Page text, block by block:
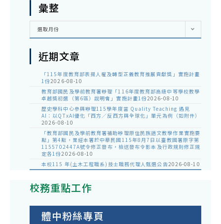
彙整
彙
選取月份
近期文章
「115年度教育部表揚人權及轉型正義教育推展貢獻獎」實施計畫
1份2026-08-10
教育部國民及學前教育署辦理「116年度教育部高級中等學校教學
卓越獎初選（第6區）說明會」實施計畫1份2026-08-10
歷史學科中心參與辦理115學年度當 Quality Teaching 遇見
AI：以QTxAI優化「西方／反西方與全球化」單元為例（如附件）
2026-08-10
「教育部國民及學前教育署補助辦理原住民族語文教學作業實施要
點」第4點，業經本署於中華民國115年8月7日以臺教國署原字第
1155702447A號令修正發布，檢送發布令影本及行政規則修正規
定各1份2026-08-10
本校115 年(土木工程職系)技士職務代理人甄選公告2026-08-10
校務重點工作
體中粉絲專頁